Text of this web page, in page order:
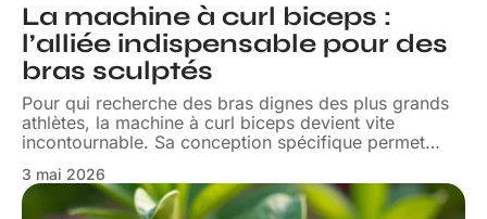
La machine à curl biceps :
l’alliée indispensable pour des
bras sculptés
Pour qui recherche des bras dignes des plus grands
athlètes, la machine à curl biceps devient vite
incontournable. Sa conception spécifique permet…
3 mai 2026